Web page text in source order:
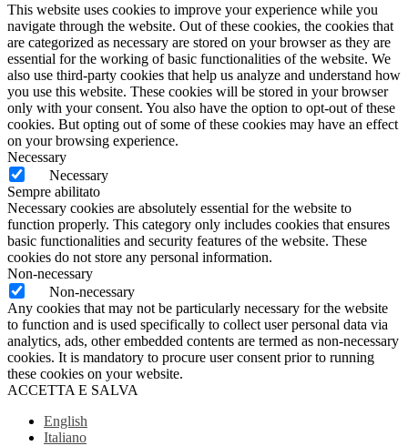
This website uses cookies to improve your experience while you
navigate through the website. Out of these cookies, the cookies that
are categorized as necessary are stored on your browser as they are
essential for the working of basic functionalities of the website. We
also use third-party cookies that help us analyze and understand how
you use this website. These cookies will be stored in your browser
only with your consent. You also have the option to opt-out of these
cookies. But opting out of some of these cookies may have an effect
on your browsing experience.
Necessary
Necessary
Sempre abilitato
Necessary cookies are absolutely essential for the website to
function properly. This category only includes cookies that ensures
basic functionalities and security features of the website. These
cookies do not store any personal information.
Non-necessary
Non-necessary
Any cookies that may not be particularly necessary for the website
to function and is used specifically to collect user personal data via
analytics, ads, other embedded contents are termed as non-necessary
cookies. It is mandatory to procure user consent prior to running
these cookies on your website.
ACCETTA E SALVA
English
Italiano